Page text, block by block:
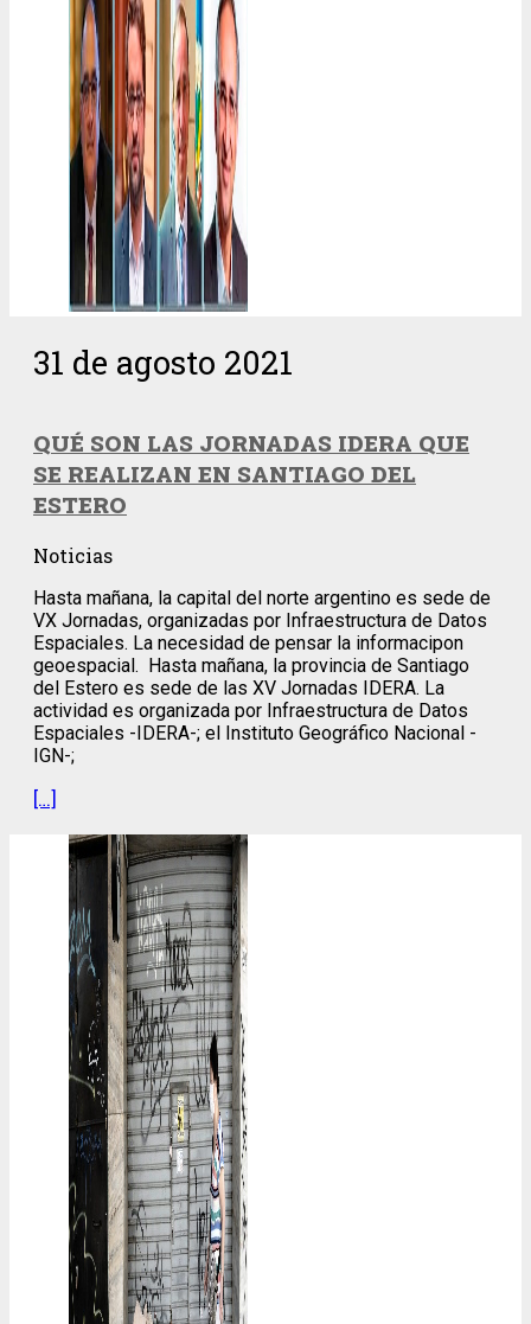
31 de agosto 2021
QUÉ SON LAS JORNADAS IDERA QUE
SE REALIZAN EN SANTIAGO DEL
ESTERO
Noticias
Hasta mañana, la capital del norte argentino es sede de
VX Jornadas, organizadas por Infraestructura de Datos
Espaciales. La necesidad de pensar la informacipon
geoespacial. Hasta mañana, la provincia de Santiago
del Estero es sede de las XV Jornadas IDERA. La
actividad es organizada por Infraestructura de Datos
Espaciales -IDERA-; el Instituto Geográfico Nacional -
IGN-;
[…]